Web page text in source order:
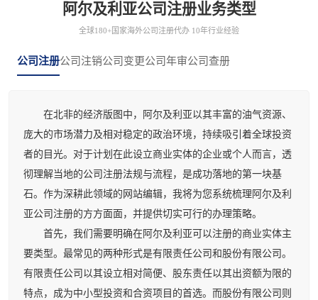
阿尔及利亚公司注册业务类型
全球180+国家海外公司注册代办 10年行业经验
公司注册公司注销公司变更公司年审公司查册
在北非的经济版图中，阿尔及利亚以其丰富的油气资源、
庞大的市场潜力及相对稳定的政治环境，持续吸引着全球投资
者的目光。对于计划在此设立商业实体的企业或个人而言，透
彻理解当地的公司注册法规与流程，是成功落地的第一块基
石。作为深耕此领域的网站编辑，我将为您系统梳理阿尔及利
亚公司注册的方方面面，并提供切实可行的办理策略。
首先，我们需要明确在阿尔及利亚可以注册的商业实体主
要类型。最常见的两种形式是有限责任公司和股份有限公司。
有限责任公司以其设立相对简便、股东责任以其出资额为限的
特点，成为中小型投资和合资项目的首选。而股份有限公司则